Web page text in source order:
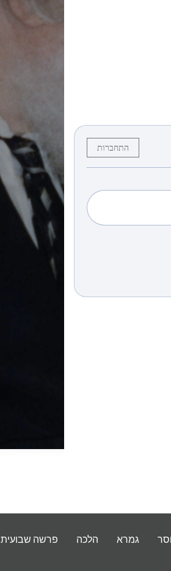
התחברות
פרשה שבועית הלכה גמרא